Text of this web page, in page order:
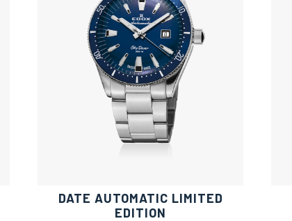
DATE AUTOMATIC LIMITED
EDITION